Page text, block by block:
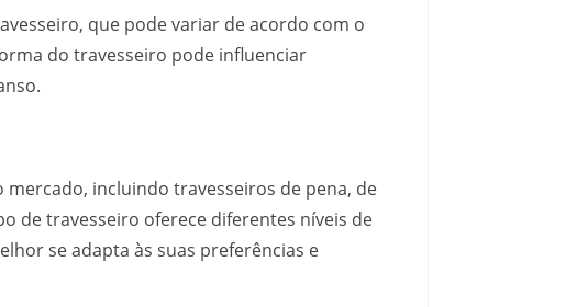
que pode variar de acordo com o
do travesseiro pode influenciar
incluindo travesseiros de pena, de
de travesseiro oferece diferentes níveis de
se adapta às suas preferências e